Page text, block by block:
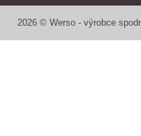
2026 © Werso - výrobce